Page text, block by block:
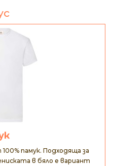
памук. Подходяща за
в бяло е вариант